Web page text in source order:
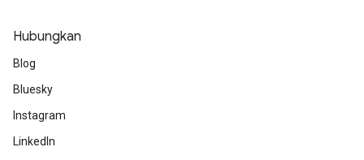
Hubungkan
Blog
Bluesky
Instagram
LinkedIn